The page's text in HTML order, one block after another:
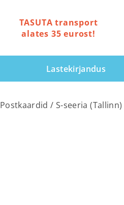
TASUTA transport
alates 35 eurost!
Lastekirjandus
Postkaardid / S-seeria (Tallinn)